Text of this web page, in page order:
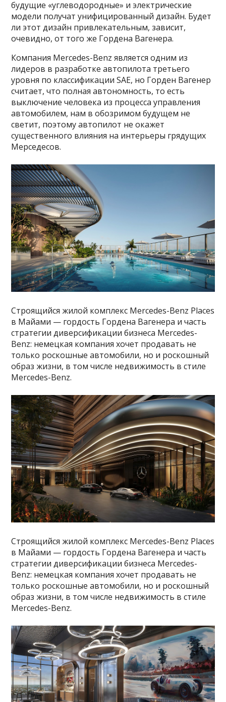
будущие «углеводородные» и электрические
модели получат унифицированный дизайн. Будет
ли этот дизайн привлекательным, зависит,
очевидно, от того же Гордена Вагенера.
Компания Mercedes-Benz является одним из
лидеров в разработке автопилота третьего
уровня по классификации SAE, но Горден Вагенер
считает, что полная автономность, то есть
выключение человека из процесса управления
автомобилем, нам в обозримом будущем не
светит, поэтому автопилот не окажет
существенного влияния на интерьеры грядущих
Мерседесов.
Строящийся жилой комплекс Mercedes-Benz Places
в Майами — гордость Гордена Вагенера и часть
стратегии диверсификации бизнеса Mercedes-
Benz: немецкая компания хочет продавать не
только роскошные автомобили, но и роскошный
образ жизни, в том числе недвижимость в стиле
Mercedes-Benz.
Строящийся жилой комплекс Mercedes-Benz Places
в Майами — гордость Гордена Вагенера и часть
стратегии диверсификации бизнеса Mercedes-
Benz: немецкая компания хочет продавать не
только роскошные автомобили, но и роскошный
образ жизни, в том числе недвижимость в стиле
Mercedes-Benz.